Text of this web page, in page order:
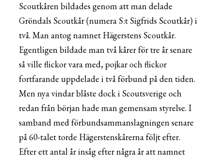
Scoutkåren bildades genom att man delade
Gröndals Scoutkår (numera S:t Sigfrids Scoutkår) i
två. Man antog namnet Hägerstens Scoutkår.
Egentligen bildade man två kårer för tre år senare
så ville flickor vara med, pojkar och flickor
fortfarande uppdelade i två förbund på den tiden.
Men nya vindar blåste dock i Scoutsverige och
redan från början hade man gemensam styrelse. I
samband med förbundsammanslagningen senare
på 60-talet torde Hägerstenskårerna följt efter.
Efter ett antal år insåg efter några år att namnet